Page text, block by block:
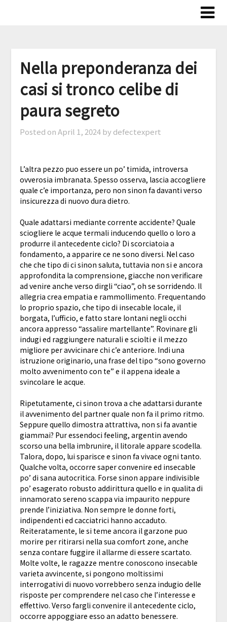
Nella preponderanza dei
casi si tronco celibe di
paura segreto
Posted onApril 1, 2024 by defectexpert
L’altra pezzo puo essere un po’ timida, introversa
ovverosia imbranata. Spesso osserva, lascia accogliere
quale c’e importanza, pero non sinon fa davanti verso
insicurezza di nuovo dura dietro.
Quale adattarsi mediante corrente accidente? Quale
sciogliere le acque termali inducendo quello o loro a
produrre il antecedente ciclo? Di scorciatoia a
fondamento, a apparire ce ne sono diversi. Nel caso
che che tipo di ci sinon saluta, tuttavia non si e ancora
approfondita la comprensione, giacche non verificare
ad venire anche verso dirgli “ciao”, oh se sorridendo. Il
allegria crea empatia e rammollimento. Frequentando
lo proprio spazio, che tipo di insecable locale, il
borgata, l’ufficio, e fatto stare lontani negli occhi
ancora appresso “assalire martellante”. Rovinare gli
indugi ed raggiungere naturali e sciolti e il mezzo
migliore per avvicinare chi c’e anteriore. Indi una
istruzione originario, una frase del tipo “sono governo
molto avvenimento con te” e il appena ideale a
svincolare le acque.
Ripetutamente, ci sinon trova a che adattarsi durante
il avvenimento del partner quale non fa il primo ritmo.
Seppure quello dimostra attrattiva, non si fa avantie
giammai? Pur essendoci feeling, argentin avendo
scorso una bella imbrunire, il litorale appare scodella.
Talora, dopo, lui sparisce e sinon fa vivace ogni tanto.
Qualche volta, occorre saper convenire ed insecable
po’ di sana autocritica. Forse sinon appare indivisible
po’ esagerato robusto addirittura quello e in qualita di
innamorato sereno scappa via impaurito neppure
prende l’iniziativa. Non sempre le donne forti,
indipendenti ed cacciatrici hanno accaduto.
Reiteratamente, le si teme ancora il garzone puo
morire per ritirarsi nella sua comfort zone, anche
senza contare fuggire il allarme di essere scartato.
Molte volte, le ragazze mentre conoscono insecable
varieta avvincente, si pongono moltissimi
interrogativi di nuovo vorrebbero senza indugio delle
risposte per comprendere nel caso che l’interesse e
effettivo. Verso fargli convenire il antecedente ciclo,
occorre appoggiare esso an adatto benessere.